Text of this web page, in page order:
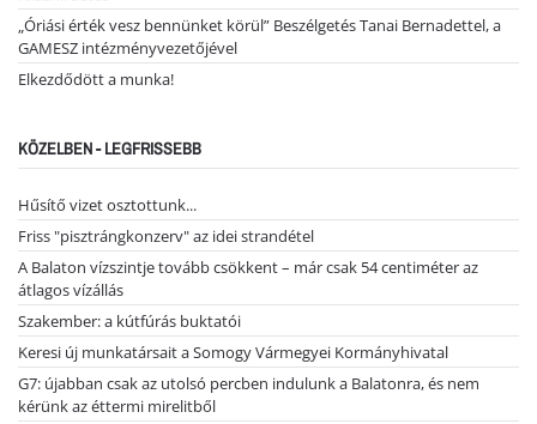
„Óriási érték vesz bennünket körül” Beszélgetés Tanai Bernadettel, a
GAMESZ intézményvezetőjével
Elkezdődött a munka!
KÖZELBEN - LEGFRISSEBB
Hűsítő vizet osztottunk...
Friss "pisztrángkonzerv" az idei strandétel
A Balaton vízszintje tovább csökkent – már csak 54 centiméter az
átlagos vízállás
Szakember: a kútfúrás buktatói
Keresi új munkatársait a Somogy Vármegyei Kormányhivatal
G7: újabban csak az utolsó percben indulunk a Balatonra, és nem
kérünk az éttermi mirelitből